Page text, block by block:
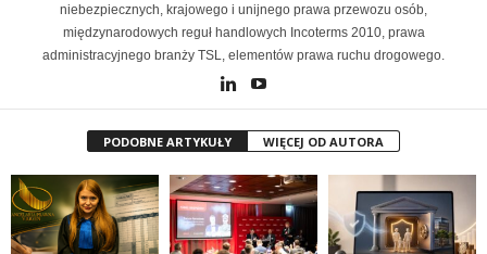
niebezpiecznych, krajowego i unijnego prawa przewozu osób,
międzynarodowych reguł handlowych Incoterms 2010, prawa
administracyjnego branży TSL, elementów prawa ruchu drogowego.
PODOBNE ARTYKUŁY WIĘCEJ OD AUTORA